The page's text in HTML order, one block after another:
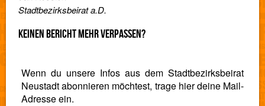
Stadtbezirksbeirat a.D.
KEINEN BERICHT MEHR VERPASSEN?
Wenn du unsere Infos aus dem Stadtbezirksbeirat
Neustadt abonnieren möchtest, trage hier deine Mail-
Adresse ein.